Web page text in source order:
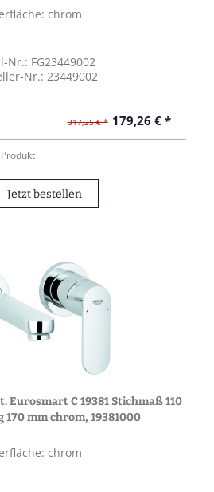
chrom
Nr.: FG23449002
Nr.: 23449002
317,25 € * 179,26 € *
Jetzt bestellen
Eurosmart C 19381 Stichmaß 110
170 mm chrom, 19381000
chrom